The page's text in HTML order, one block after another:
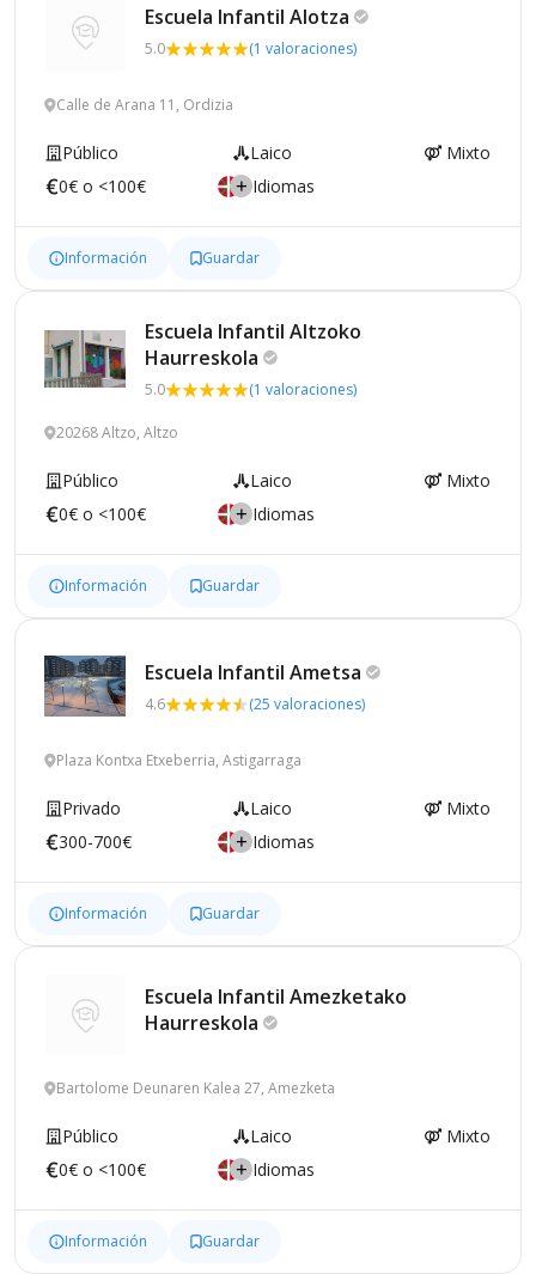
Escuela Infantil Alotza
5.0 (1 valoraciones)
Calle de Arana 11, Ordizia
Público Laico
Mixto
0€ o <100€
Idiomas
Información Guardar
Escuela Infantil Altzoko
Haurreskola
5.0 (1 valoraciones)
20268 Altzo, Altzo
Público Laico
Mixto
0€ o <100€
Idiomas
Información Guardar
Escuela Infantil Ametsa
4.6 (25 valoraciones)
Plaza Kontxa Etxeberria, Astigarraga
Privado Laico
Mixto
300-700€
Idiomas
Información Guardar
Escuela Infantil Amezketako
Haurreskola
Bartolome Deunaren Kalea 27, Amezketa
Público Laico
Mixto
0€ o <100€
Idiomas
Información Guardar